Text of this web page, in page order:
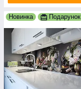
Новинка Подарунок